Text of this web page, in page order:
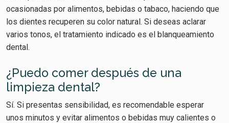
ocasionadas por alimentos, bebidas o tabaco, haciendo que
los dientes recuperen su color natural. Si deseas aclarar
varios tonos, el tratamiento indicado es el blanqueamiento
dental.
¿Puedo comer después de una
limpieza dental?
Sí. Si presentas sensibilidad, es recomendable esperar
unos minutos y evitar alimentos o bebidas muy calientes o